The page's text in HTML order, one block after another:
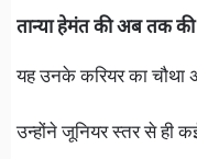
तान्या हेमंत की अब तक की
यह उनके करियर का चौथा
उन्होंने जूनियर स्तर से ही